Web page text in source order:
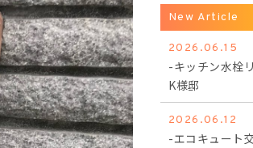
New Article
2026.06.15
-キッチン水栓
K様邸
2026.06.12
-エコキュート